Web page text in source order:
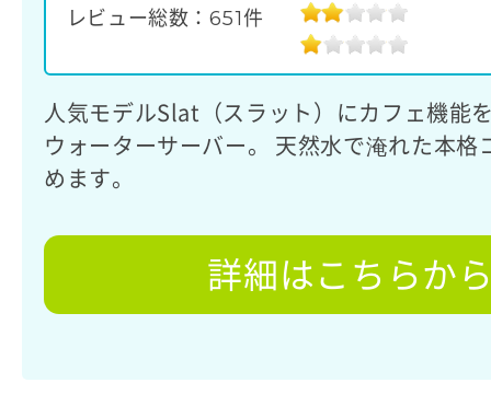
レビュー総数：651 件
人気モデルSlat（スラット）にカフェ機能
ウォーターサーバー。 天然水で淹れた本格
めます。
詳細はこちらか